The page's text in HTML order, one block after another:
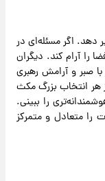
دهد. اگر مسئله‌ای در
را آرام کند. دیگران
صبر و آرامش رهبری
هر انتخاب بزرگ مکث
را ببینی.
را متعادل و متمرکز